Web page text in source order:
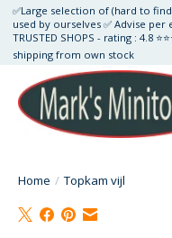
✅Large selection of (hard to
used by ourselves ✅ Advise
TRUSTED SHOPS - rating : 4.8
shipping from own stock
Home / Topkam vijl